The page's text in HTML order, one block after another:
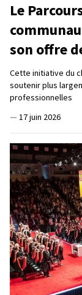
Le
son offre
Cette initiative du
soutenir plus
professionnelles
— 17 juin 2026